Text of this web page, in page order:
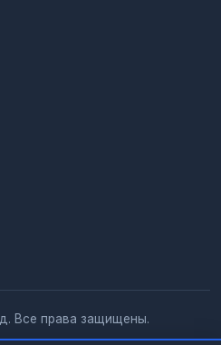
Все права защищены.